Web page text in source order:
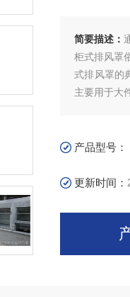
简要描述：
柜式排风罩
式排风罩的
主要用于大
产品型号：
更新时间：